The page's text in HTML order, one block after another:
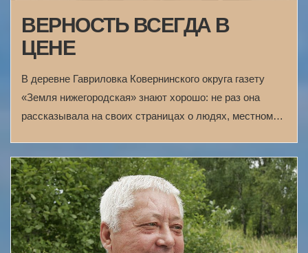
ВЕРНОСТЬ ВСЕГДА В
ЦЕНЕ
В деревне Гавриловка Ковернинского округа газету
«Земля нижегородская» знают хорошо: не раз она
рассказывала на своих страницах о людях, местном…